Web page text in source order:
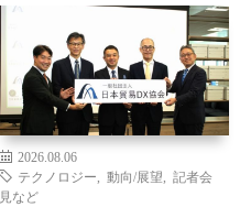
2026.08.06
テクノロジー
動向/展望
記者会
見など